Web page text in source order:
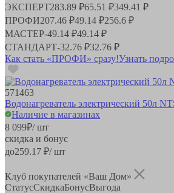
ЭКСПЕРТ283.89 ₽65.51 ₽349.41 ₽
ПРОФИ207.46 ₽49.14 ₽256.6 ₽
МАСТЕР-49.14 ₽49.14 ₽
СТАНДАРТ-32.76 ₽32.76 ₽
Как стать «ПРОФИ» сразу!Узнать
571463
Водонагреватель электрический 50л
Наличие в магазинах
8 099₽/ шт
скидка и бонус
до259.17 ₽/ шт
Клуб покупателей «Ваш Дом»
СтатусСкидкаБонусВыгода